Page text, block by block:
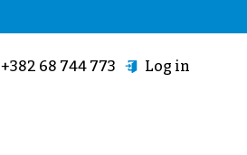
+382 68 744 773 Log in